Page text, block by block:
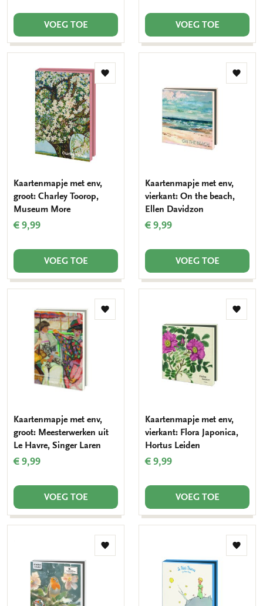
VOEG TOE VOEG TOE
Toevoegen
Kaartenmapje met env,
groot: Charley Toorop,
Museum More
€ 9,99
VOEG TOE
Kaartenmapje met env,
vierkant: On the beach,
Ellen Davidzon
€ 9,99
VOEG TOE
Toevoegen
Kaartenmapje met env,
groot: Meesterwerken uit
Le Havre, Singer Laren
€ 9,99
VOEG TOE
Kaartenmapje met env,
vierkant: Flora Japonica,
Hortus Leiden
€ 9,99
VOEG TOE
Toevoegen